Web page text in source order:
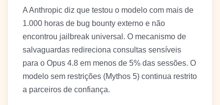
A Anthropic diz que testou o modelo com mais de
1.000 horas de bug bounty externo e não
encontrou jailbreak universal. O mecanismo de
salvaguardas redireciona consultas sensíveis
para o Opus 4.8 em menos de 5% das sessões. O
modelo sem restrições (Mythos 5) continua restrito
a parceiros de confiança.